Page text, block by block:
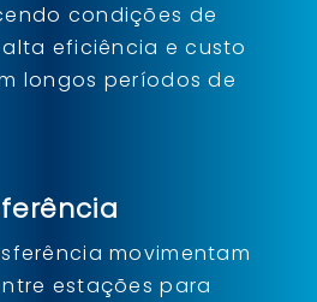
condições de
eficiência e custo
longos períodos de
movimentam
estações para